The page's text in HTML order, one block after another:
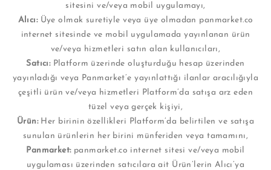
sitesini ve/veya mobil uygulamayı,
Alıcı:Üye olmak suretiyle veya üye olmadan panmarket.co
internet sitesinde ve mobil uygulamada yayınlanan ürün
ve/veya hizmetleri satın alan kullanıcıları,
Satıcı:Platform üzerinde oluşturduğu hesap üzerinden
yayınladığı veya Panmarket’e yayınlattığı ilanlar aracılığıyla
çeşitli ürün ve/veya hizmetleri Platform’da satışa arz eden
tüzel veya gerçek kişiyi,
Ürün:Her birinin özellikleri Platform’da belirtilen ve satışa
sunulan ürünlerin her birini münferiden veya tamamını,
Panmarket: panmarket.co internet sitesi ve/veya mobil
uygulaması üzerinden satıcılara ait Ürün’lerin Alıcı’ya